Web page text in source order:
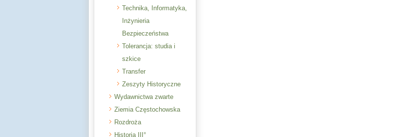
Technika, Informatyka,
Inżynieria
Bezpieczeństwa
Tolerancja: studia i
szkice
Transfer
Zeszyty Historyczne
Wydawnictwa zwarte
Ziemia Częstochowska
Rozdroża
Historia III°